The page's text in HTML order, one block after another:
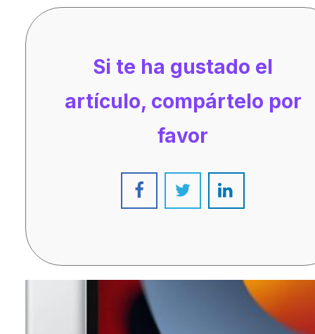
Si te ha gustado el
artículo, compártelo por
favor